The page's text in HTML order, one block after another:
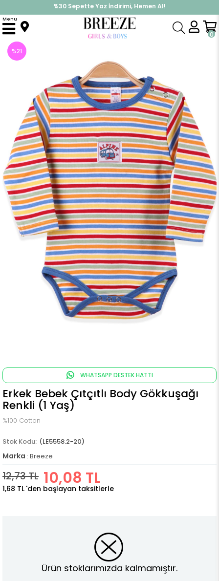
%30 Sepette Yaz İndirimi, Hemen Al!
İndirimlere ek %10 İndirimi Kap, Hemen Üye Ol!
0
Menu
Anasayfa Pijama & İç Giyim ERKEK Zıbın Erkek Bebek Çıtçıtlı Body Gökkuşağı Renkli (1 Yaş)
%21
WHATSAPP DESTEK HATTI
Erkek Bebek Çıtçıtlı Body Gökkuşağı
Renkli (1 Yaş)
%100 Cotton
(LE5558.2-20)
Marka : Breeze
12,73 TL 10,08 TL
1,68 TL 'den başlayan taksitlerle
Ürün stoklarımızda kalmamıştır.